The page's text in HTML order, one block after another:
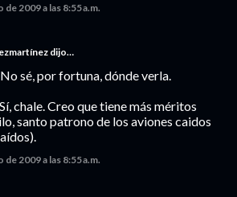
de 2009 a las 8:55 a.m.
dijo…
sé, por fortuna, dónde verla.
chale. Creo que tiene más méritos
santo patrono de los aviones caidos
de 2009 a las 8:55 a.m.